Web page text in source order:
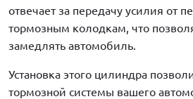
отвечает за передачу усилия от
тормозным колодкам, что
замедлять автомобиль.
Установка этого цилиндра
тормозной системы вашего